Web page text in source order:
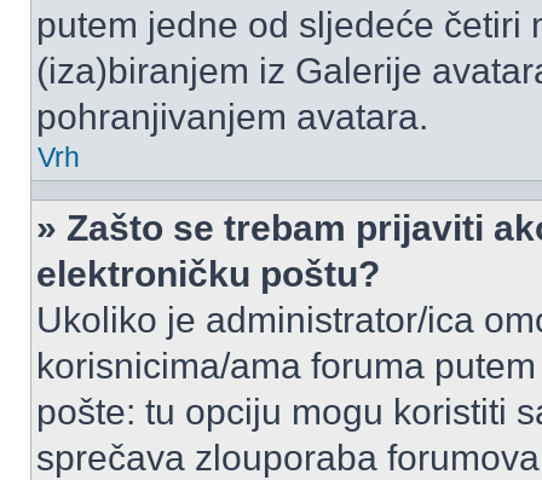
putem jedne od sljedeće četiri
(iza)biranjem iz Galerije
pohranjivanjem avatara.
Vrh
» Zašto se trebam prijaviti
elektroničku poštu?
Ukoliko je administrator/ica
korisnicima/ama foruma
pošte: tu opciju mogu koristiti
sprečava zlouporaba